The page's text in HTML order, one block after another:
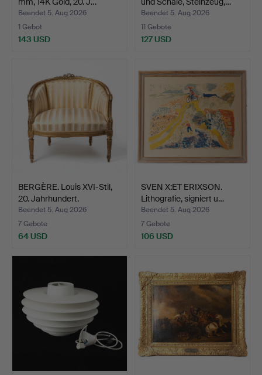
Beendet 5. Aug 2026
1 Gebot
143 USD
Beendet 5. Aug 2026
11 Gebote
127 USD
BERGÈRE. Louis XVI-Stil,
20. Jahrhundert.
Beendet 5. Aug 2026
7 Gebote
64 USD
SVEN X:ET ERIXSON.
Lithografie, signiert u…
Beendet 5. Aug 2026
7 Gebote
106 USD